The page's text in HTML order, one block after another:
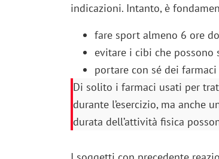
indicazioni. Intanto, è
fare sport almeno 6 ore
evitare i cibi che possono
portare con sé dei
Di solito i farmaci usati per
durante l’esercizio, ma anche
durata dell’attività fisica